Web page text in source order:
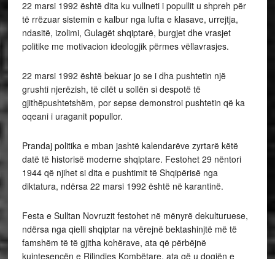
22 marsi 1992 është dita ku vullneti i popullit u shpreh për
të rrëzuar sistemin e kalbur nga lufta e klasave, urrejtja,
ndasitë, izolimi, Gulagët shqiptarë, burgjet dhe vrasjet
politike me motivacion ideologjik përmes vëllavrasjes.
22 marsi 1992 është bekuar jo se i dha pushtetin një
grushti njerëzish, të cilët u sollën si despotë të
gjithëpushtetshëm, por sepse demonstroi pushtetin që ka
oqeani i uraganit popullor.
Prandaj politika e mban jashtë kalendarëve zyrtarë këtë
datë të historisë moderne shqiptare. Festohet 29 nëntori
1944 që njihet si dita e pushtimit të Shqipërisë nga
diktatura, ndërsa 22 marsi 1992 është në karantinë.
Festa e Sulltan Novruzit festohet në mënyrë dekulturuese,
ndërsa nga qielli shqiptar na vërejnë bektashinjtë më të
famshëm të të gjitha kohërave, ata që përbëjnë
kuintesencën e Rilindjes Kombëtare, ata që u dogjën e